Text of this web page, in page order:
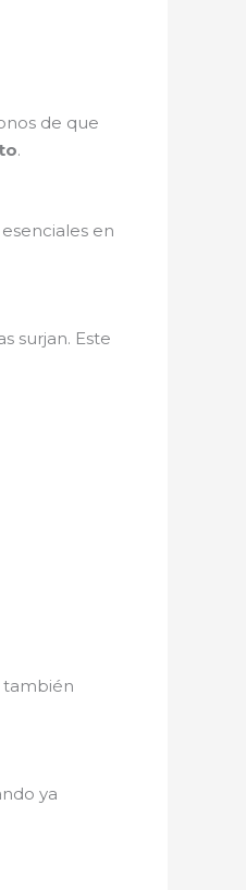
de que
.
en
surjan. Este
también
ya